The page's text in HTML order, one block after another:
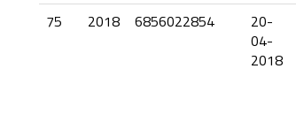
75 2018 6856022854
20-
04-
2018